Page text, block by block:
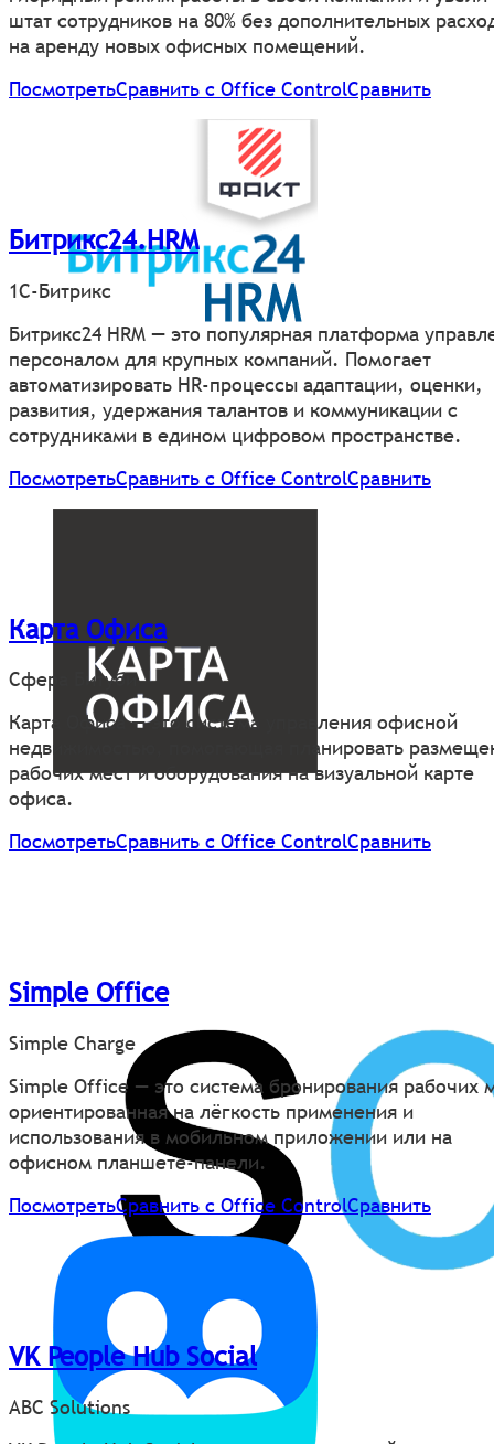
штат сотрудников на 80% без дополнительных
на аренду новых офисных помещений.
ПосмотретьСравнить с Office ControlСравнить
Битрикс24.HRM
1С-Битрикс
Битрикс24 HRM — это популярная платформа
персоналом для крупных компаний. Помогает
автоматизировать HR-процессы адаптации, оценки,
развития, удержания талантов и коммуникации с
сотрудниками в едином цифровом пространстве.
ПосмотретьСравнить с Office ControlСравнить
Карта Офиса
Сфера Битуби
Карта Офиса — это система управления офисной
недвижимостью, помогающая планировать
рабочих мест и оборудования на визуальной карте
офиса.
ПосмотретьСравнить с Office ControlСравнить
Simple Office
Simple Charge
Simple Office — это система бронирования рабочих
ориентированная на лёгкость применения и
использования в мобильном приложении или на
офисном планшете-панели.
ПосмотретьСравнить с Office ControlСравнить
VK People Hub Social
ABC Solutions